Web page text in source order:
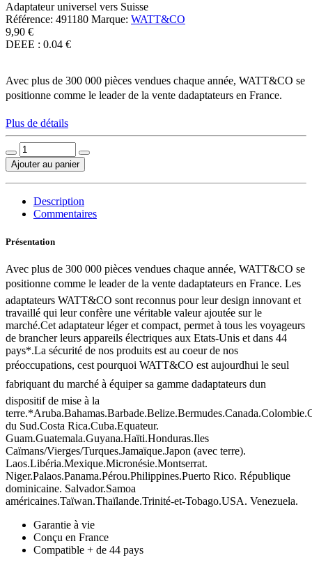
Adaptateur universel vers Suisse
Référence: 491180 Marque: WATT&CO
9,90 €
DEEE : 0.04 €
Avec plus de 300 000 pièces vendues chaque année, WATT&CO se
positionne comme le leader de la vente dadaptateurs en France.
Plus de détails
Ajouter au panier
Description
Commentaires
Présentation
Avec plus de 300 000 pièces vendues chaque année, WATT&CO se
positionne comme le leader de la vente dadaptateurs en France. Les
adaptateurs WATT&CO sont reconnus pour leur design innovant et
travaillé qui leur confère une véritable valeur ajoutée sur le
marché.Cet adaptateur léger et compact, permet à tous les voyageurs
de brancher leurs appareils électriques aux Etats-Unis et dans 44
pays*.La sécurité de nos produits est au coeur de nos
préoccupations, cest pourquoi WATT&CO est aujourdhui le seul
fabriquant du marché à équiper sa gamme dadaptateurs dun
dispositif de mise à la
du Sud.Costa Rica.Cuba.Equateur.
Guam.Guatemala.Guyana.Haïti.Honduras.Iles
Caïmans/Vierges/Turques.Jamaïque.Japon (avec terre).
Laos.Libéria.Mexique.Micronésie.Montserrat.
Niger.Palaos.Panama.Pérou.Philippines.Puerto Rico. République
dominicaine. Salvador.Samoa
américaines.Taïwan.Thaïlande.Trinité-et-Tobago.USA. Venezuela.
Garantie à vie
Conçu en France
Compatible + de 44 pays